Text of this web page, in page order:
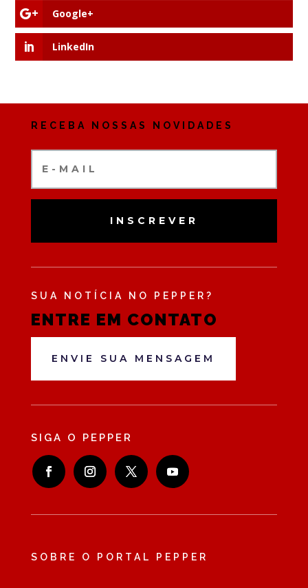
Google+
LinkedIn
RECEBA NOSSAS NOVIDADES
INSCREVER
SUA NOTÍCIA NO PEPPER?
ENTRE EM CONTATO
ENVIE SUA MENSAGEM
SIGA O PEPPER
SOBRE O PORTAL PEPPER